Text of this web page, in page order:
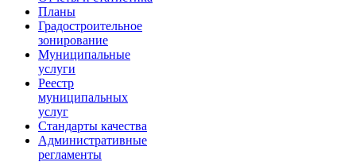
Планы
Градостроительное
зонирование
Муниципальные
услуги
Реестр
муниципальных
услуг
Стандарты качества
Административные
регламенты